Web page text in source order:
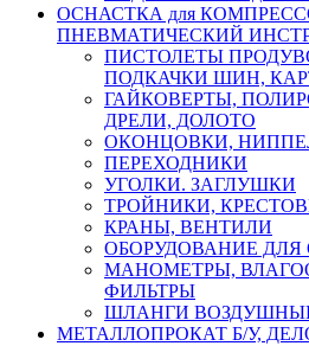
ОСНАСТКА для
ПНЕВМАТИЧЕСКИЙ
ПИСТОЛЕТЫ
ПОДКАЧКИ ШИН,
ГАЙКОВЕРТЫ,
ДРЕЛИ, ДОЛОТО
ОКОНЦОВКИ,
ПЕРЕХОДНИКИ
УГОЛКИ. ЗАГЛУШКИ
ТРОЙНИКИ,
КРАНЫ, ВЕНТИЛИ
ОБОРУДОВАНИЕ ДЛЯ
МАНОМЕТРЫ,
ФИЛЬТРЫ
ШЛАНГИ
МЕТАЛЛОПРОКАТ Б/У,